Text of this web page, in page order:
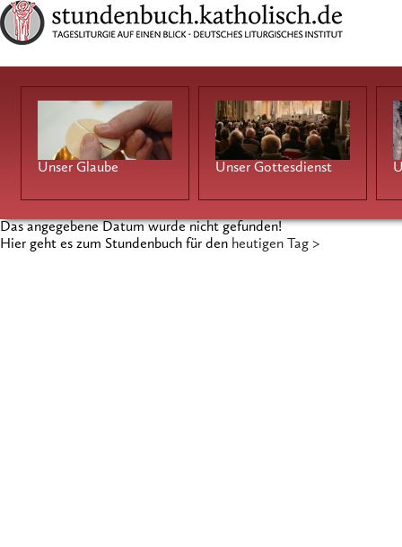
Unser Glaube Unser Gottesdienst
Das angegebene Datum wurde nicht gefunden!
Hier geht es zum Stundenbuch für den heutigen Tag >